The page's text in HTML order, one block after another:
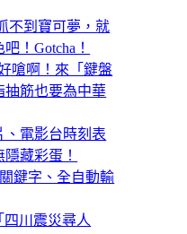
不到寶可夢，就
！Gotcha！
嗆啊！來「鍵盤
抽筋也要為中華
、電影台時刻表
藏彩蛋！
鍵字、全自動輸
四川震災尋人